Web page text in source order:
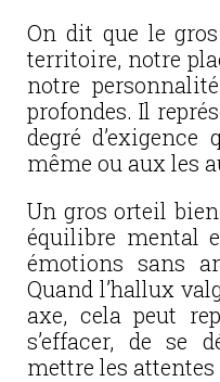
On dit que le
territoire, notre
notre
profondes. Il
degré d’exigence
même ou aux les
Un gros orteil
équilibre mental
émotions sans
Quand l’hallux
axe, cela peut
s’effacer, de se
mettre les